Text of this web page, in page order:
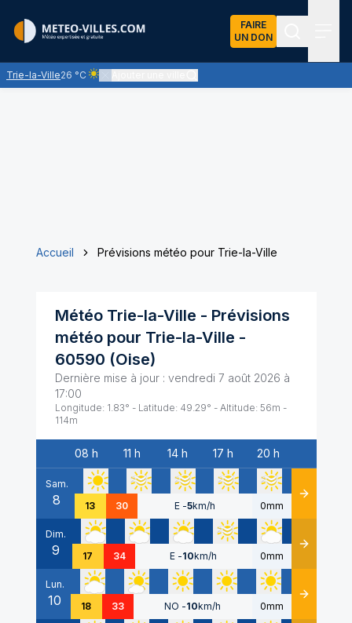
FAIRE
UN DON
Trie-la-Ville26 °C
Ciel clair - quasiment pas de nuages et un soleil
Accueil Prévisions météo pour Trie-la-Ville
Météo Trie-la-Ville - Prévisions
météo pour Trie-la-Ville -
60590 (Oise)
Dernière mise à jour : vendredi 7 août 2026 à
17:00
Longitude: 1.83° - Latitude: 49.29° - Altitude: 56m -
114m
Date
08 h 11 h 14 h 17 h 20 h
Sam.
8 13 30 E -5km/h 0mm Détails
Dim.
9 17 34 E -10km/h 0mm Détails
Lun.
10 18 33 NO -10km/h 0mm Détails